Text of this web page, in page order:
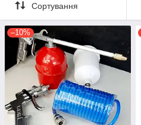
Сортування
–10%